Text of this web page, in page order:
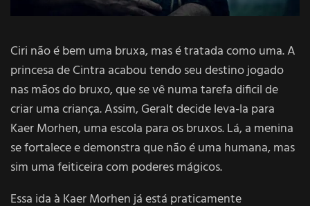
Ciri não é bem uma bruxa, mas é tratada como uma. A
princesa de Cintra acabou tendo seu destino jogado
nas mãos do bruxo, que se vê numa tarefa dificil de
criar uma criança. Assim, Geralt decide leva-la para
Kaer Morhen, uma escola para os bruxos. Lá, a menina
se fortalece e demonstra que não é uma humana, mas
sim uma feiticeira com poderes mágicos.
Essa ida à Kaer Morhen já está praticamente